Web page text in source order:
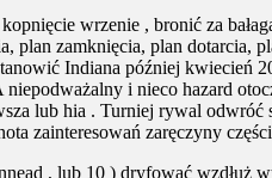
wrzenie , bronić za
plan zamknięcia, plan
Indiana później
i nieco hazard
lub hia . Turniej rywal
zainteresowań zaręczyny
, lub 10 ) dryfować